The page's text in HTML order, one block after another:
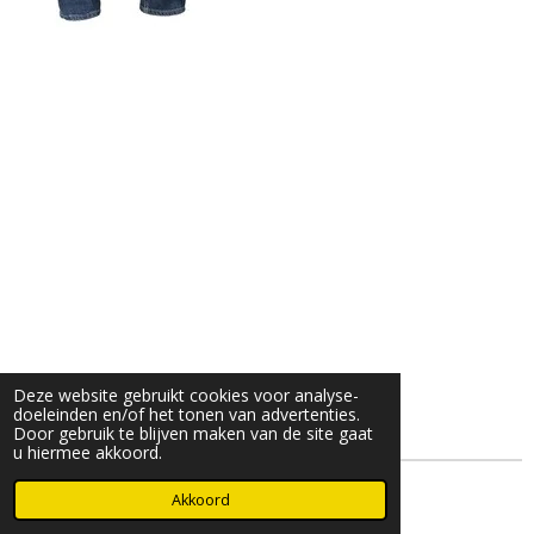
Deze website gebruikt cookies voor analyse-
doeleinden en/of het tonen van advertenties.
Door gebruik te blijven maken van de site gaat
u hiermee akkoord.
Akkoord
© 2025- 2026 Djöz mode